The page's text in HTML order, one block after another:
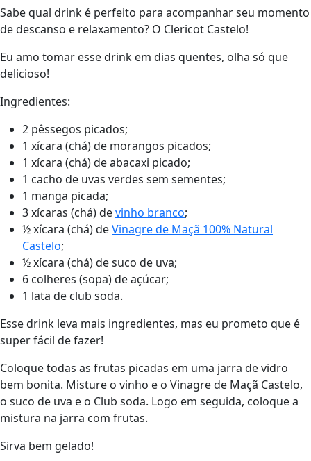
Sabe qual drink é perfeito para acompanhar seu momento
de descanso e relaxamento? O Clericot Castelo!
Eu amo tomar esse drink em dias quentes, olha só que
delicioso!
Ingredientes:
2 pêssegos picados;
1 xícara (chá) de morangos picados;
1 xícara (chá) de abacaxi picado;
1 cacho de uvas verdes sem sementes;
1 manga picada;
3 xícaras (chá) devinho branco;
½ xícara (chá) deVinagre de Maçã 100% Natural
Castelo;
½ xícara (chá) de suco de uva;
6 colheres (sopa) de açúcar;
1 lata de club soda.
Esse drink leva mais ingredientes, mas eu prometo que é
super fácil de fazer!
Coloque todas as frutas picadas em uma jarra de vidro
bem bonita. Misture o vinho e o Vinagre de Maçã Castelo,
o suco de uva e o Club soda. Logo em seguida, coloque a
mistura na jarra com frutas.
Sirva bem gelado!